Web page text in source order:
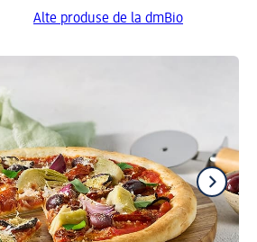
Alte produse de la dmBio